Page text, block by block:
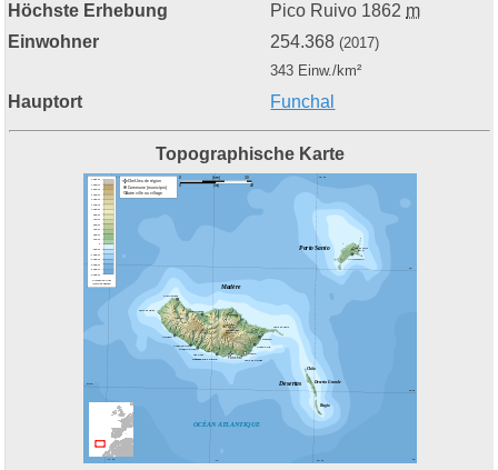
Höchste Erhebung
Pico Ruivo 1862 m
Einwohner
254.368(2017)
343 Einw./km²
Hauptort Funchal
Topographische Karte